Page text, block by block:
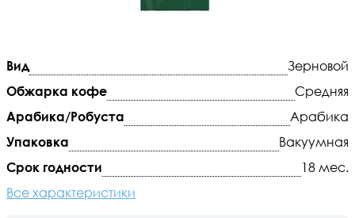
Вид
Зерновой
Обжарка кофе
Средняя
Арабика/Робуста
Арабика
Упаковка
Вакуумная
Срок годности
18 мес.
Все характеристики